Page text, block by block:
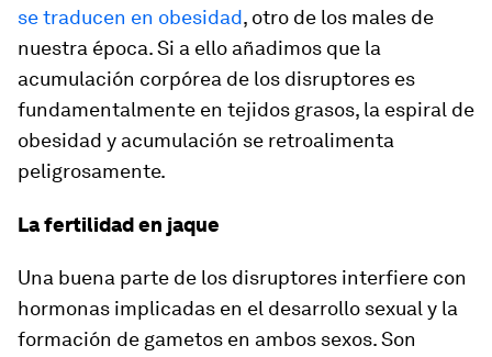
se traducen en obesidad, otro de los males de
nuestra época. Si a ello añadimos que la
acumulación corpórea de los disruptores es
fundamentalmente en tejidos grasos, la espiral de
obesidad y acumulación se retroalimenta
peligrosamente.
La fertilidad en jaque
Una buena parte de los disruptores interfiere con
hormonas implicadas en el desarrollo sexual y la
formación de gametos en ambos sexos. Son